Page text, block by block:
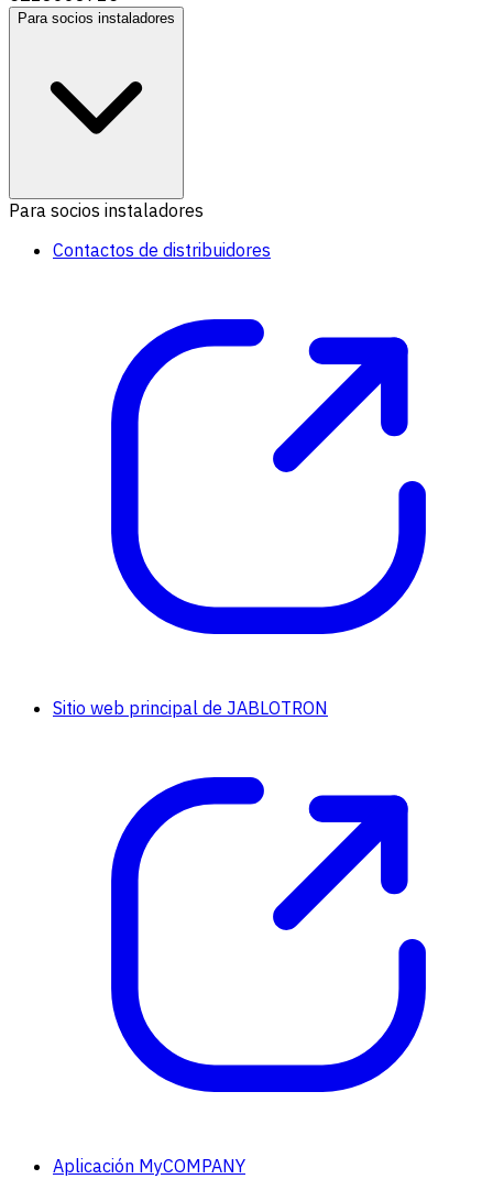
Para socios instaladores
Para socios instaladores
Contactos de distribuidores
Sitio web principal de JABLOTRON
Aplicación MyCOMPANY